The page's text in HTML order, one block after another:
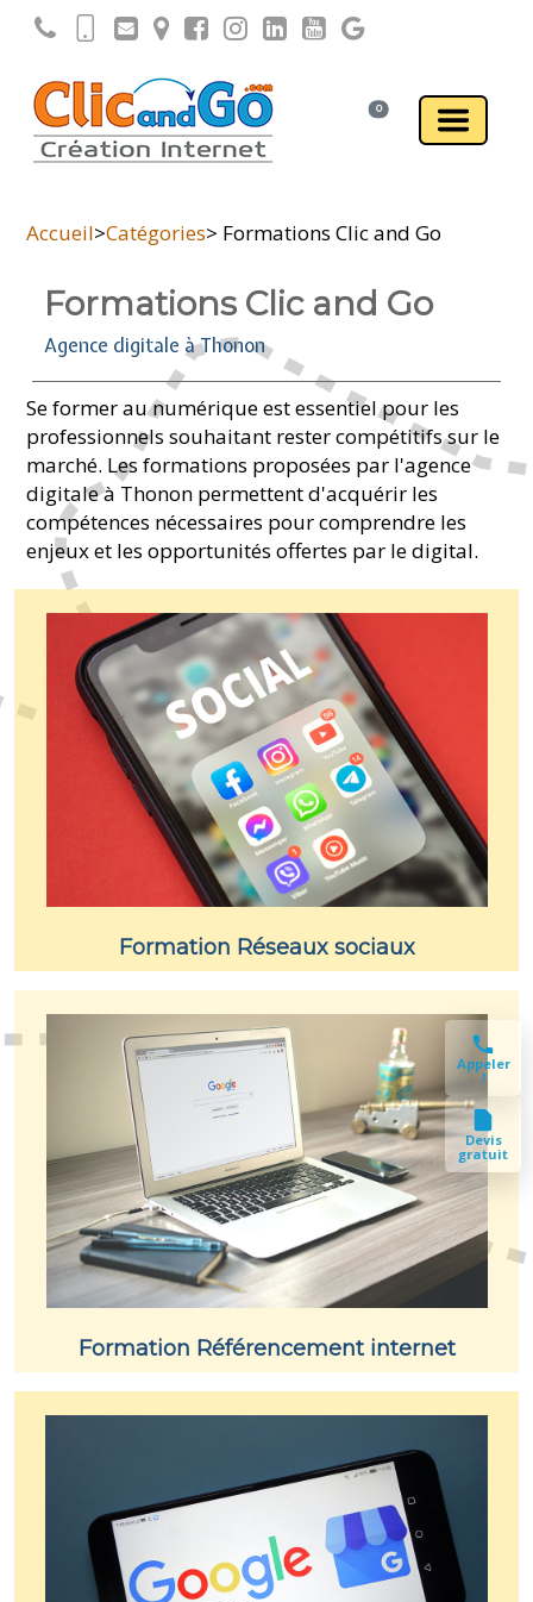
0
Accueil>Catégories> Formations Clic and Go
Formations Clic and Go
Agence digitale à Thonon
Se former au numérique est essentiel pour les
professionnels souhaitant rester compétitifs sur le
marché. Les formations proposées par l'agence
digitale à Thonon permettent d'acquérir les
compétences nécessaires pour comprendre les
enjeux et les opportunités offertes par le digital.
Formation Réseaux sociaux
Formation Référencement internet
Appeler
!
Devis
gratuit